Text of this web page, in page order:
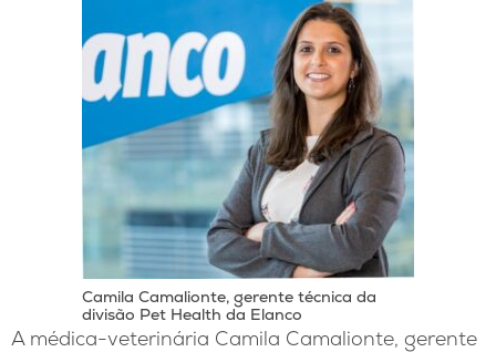
Camila Camalionte, gerente técnica da
divisão Pet Health da Elanco
A médica-veterinária Camila Camalionte, gerente